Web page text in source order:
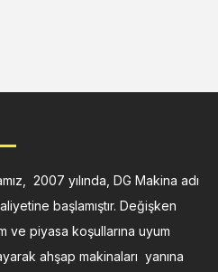
2007 yılında, DG Makina adı
başlamıştır. Değişken
ve piyasa koşullarına uyum
ahşap makinaları yanına